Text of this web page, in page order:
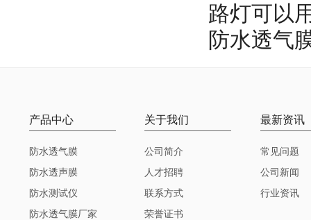
路灯可以
防水透气
产品中心
防水透气膜
防水透声膜
防水测试仪
防水透气膜厂家
关于我们
公司简介
人才招聘
联系方式
荣誉证书
最新资讯
常见问题
公司新闻
行业资讯